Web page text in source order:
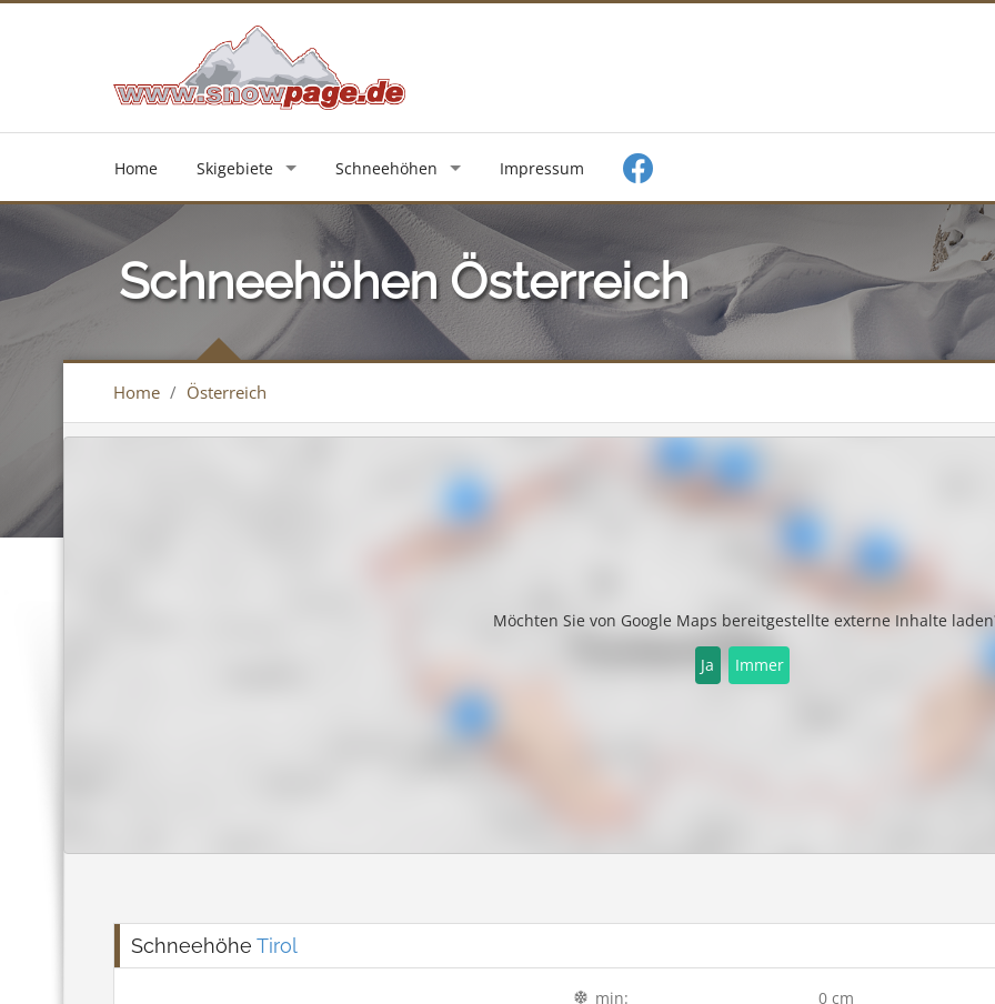
Home Skigebiete Schneehöhen Impressum
Schneehöhen Österreich
Home / Österreich
Möchten Sie von Google Maps bereitgestellte externe Inhalte
Ja Immer
Schneehöhe Tirol
min:
0 cm